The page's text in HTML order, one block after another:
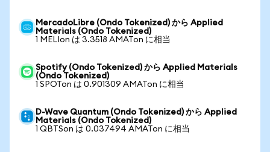
MercadoLibre (Ondo Tokenized) から Applied
Materials (Ondo Tokenized)
1 MELIon は 3.3518 AMATon に相当
Spotify (Ondo Tokenized) から Applied Materials
(Ondo Tokenized)
1 SPOTon は 0.901309 AMATon に相当
D-Wave Quantum (Ondo Tokenized) から Applied
Materials (Ondo Tokenized)
1 QBTSon は 0.037494 AMATon に相当